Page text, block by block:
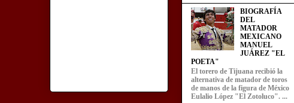
BIOGRAFÍA
DEL
MATADOR
MEXICANO
MANUEL
JUÁREZ "EL
POETA"
El torero de Tijuana recibió la
alternativa de matador de toros
de manos de la figura de México
Eulalio López "El Zotoluco". ...